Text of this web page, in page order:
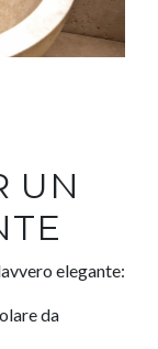
UN
elegante:
da